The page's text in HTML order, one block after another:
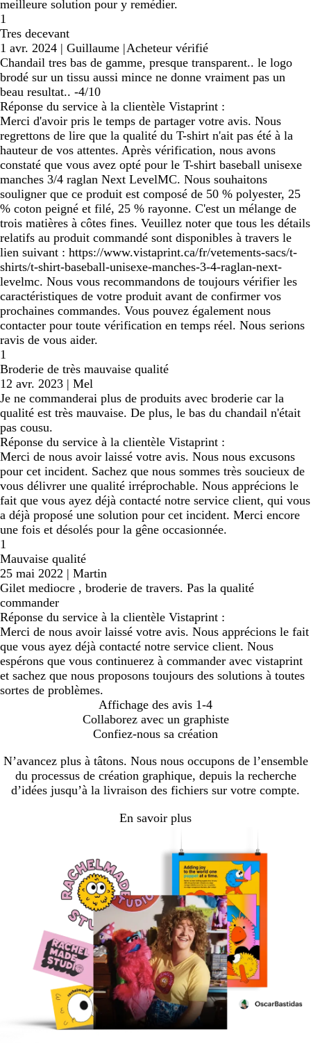
meilleure solution pour y remédier.
1
Tres decevant
1 avr. 2024 | Guillaume |Acheteur vérifié
Chandail tres bas de gamme, presque transparent.. le logo
brodé sur un tissu aussi mince ne donne vraiment pas un
beau resultat.. -4/10
Réponse du service à la clientèle Vistaprint :
Merci d'avoir pris le temps de partager votre avis. Nous
regrettons de lire que la qualité du T-shirt n'ait pas été à la
hauteur de vos attentes. Après vérification, nous avons
constaté que vous avez opté pour le T-shirt baseball unisexe
manches 3/4 raglan Next LevelMC. Nous souhaitons
souligner que ce produit est composé de 50 % polyester, 25
% coton peigné et filé, 25 % rayonne. C'est un mélange de
trois matières à côtes fines. Veuillez noter que tous les détails
relatifs au produit commandé sont disponibles à travers le
lien suivant : https://www.vistaprint.ca/fr/vetements-sacs/t-
shirts/t-shirt-baseball-unisexe-manches-3-4-raglan-next-
levelmc. Nous vous recommandons de toujours vérifier les
caractéristiques de votre produit avant de confirmer vos
prochaines commandes. Vous pouvez également nous
contacter pour toute vérification en temps réel. Nous serions
ravis de vous aider.
1
Broderie de très mauvaise qualité
12 avr. 2023 | Mel
Je ne commanderai plus de produits avec broderie car la
qualité est très mauvaise. De plus, le bas du chandail n'était
pas cousu.
Réponse du service à la clientèle Vistaprint :
Merci de nous avoir laissé votre avis. Nous nous excusons
pour cet incident. Sachez que nous sommes très soucieux de
vous délivrer une qualité irréprochable. Nous apprécions le
fait que vous ayez déjà contacté notre service client, qui vous
a déjà proposé une solution pour cet incident. Merci encore
une fois et désolés pour la gêne occasionnée.
1
Mauvaise qualité
25 mai 2022 | Martin
Gilet mediocre , broderie de travers. Pas la qualité
commander
Réponse du service à la clientèle Vistaprint :
Merci de nous avoir laissé votre avis. Nous apprécions le fait
que vous ayez déjà contacté notre service client. Nous
espérons que vous continuerez à commander avec vistaprint
et sachez que nous proposons toujours des solutions à toutes
sortes de problèmes.
Affichage des avis 1-4
Collaborez avec un graphiste
Confiez-nous sa création
N’avancez plus à tâtons. Nous nous occupons de l’ensemble
du processus de création graphique, depuis la recherche
d’idées jusqu’à la livraison des fichiers sur votre compte.
En savoir plus